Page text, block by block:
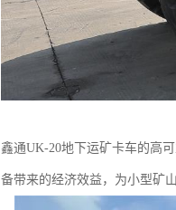
鑫通UK-20地下运矿卡车的高
备带来的经济效益，为小型矿